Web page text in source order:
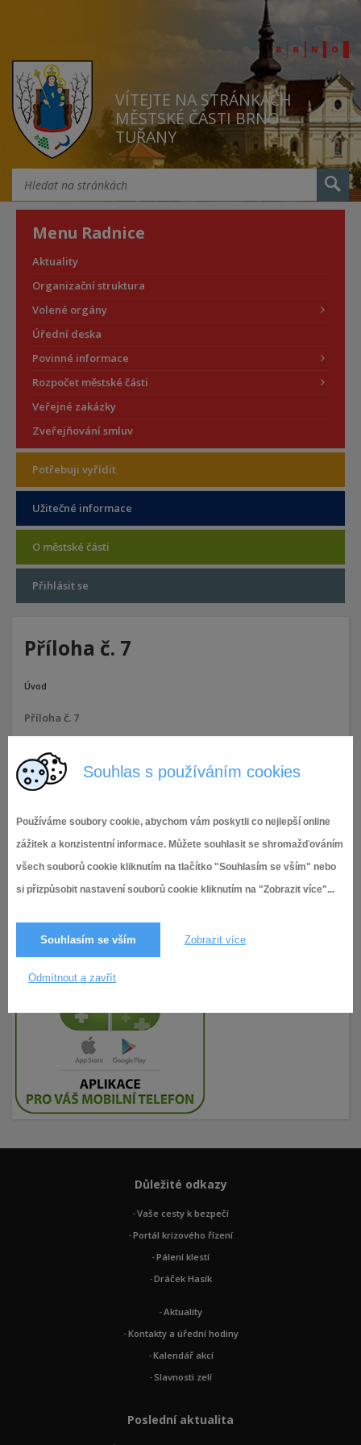
Souhlas s používáním cookies
Používáme soubory cookie, abychom vám poskytli co nejlepší online
zážitek a konzistentní informace. Můžete souhlasit se shromažďováním
všech souborů cookie kliknutím na tlačítko "Souhlasím se vším" nebo
si přizpůsobit nastavení souborů cookie kliknutím na "Zobrazit více"...
Souhlasím se vším Zobrazit více
Odmítnout a zavřít
VÍTEJTE NA STRÁNKÁCH
MĚSTSKÉ ČÁSTI BRNO
TUŘANY
Menu Radnice
Aktuality
Organizační struktura
Volené orgány
Úřední deska
Povinné informace
Rozpočet městské části
Veřejné zakázky
Zveřejňování smluv
Potřebuji vyřídit
Užitečné informace
O městské části
Přihlásit se
Příloha č. 7
Úvod
Příloha č. 7
10.10.2022
Důležité odkazy
Vaše cesty k bezpečí
Portál krizového řízení
Pálení klestí
Dráček Hasík
Aktuality
Kontakty a úřední hodiny
Kalendář akcí
Slavnosti zelí
Poslední aktualita